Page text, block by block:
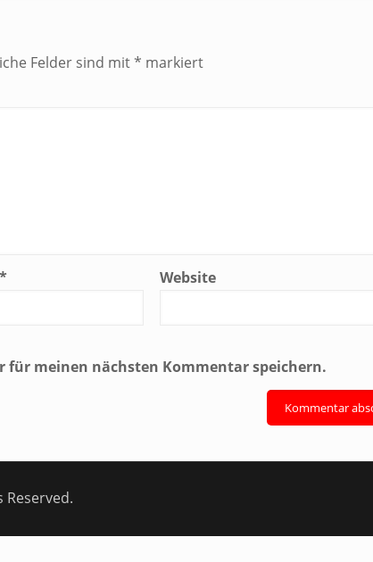
Felder sind mit* markiert
* Website
für meinen nächsten Kommentar speichern.